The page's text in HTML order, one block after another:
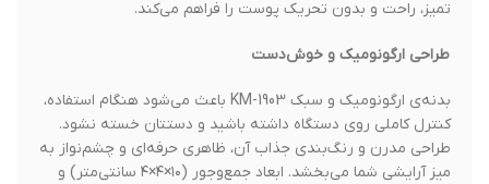
تمیز، راحت و بدون تحریک پوست را فراهم می‌کند.
طراحی ارگونومیک و خوش‌دست
بدنه‌ی ارگونومیک و سبک KM-1903 باعث می‌شود هنگام استفاده،
کنترل کاملی روی دستگاه داشته باشید و دستتان خسته نشود.
طراحی مدرن و رنگ‌بندی جذاب آن، ظاهری حرفه‌ای و چشم‌نواز به
میز آرایشی شما می‌بخشد. ابعاد جمع‌وجور (۱۰×۴×۴ سانتی‌متر) و